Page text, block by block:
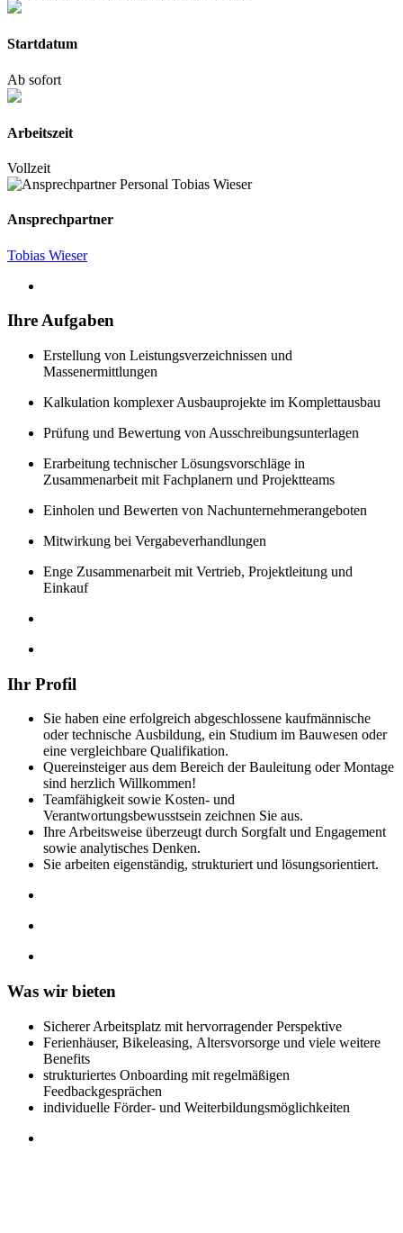
Startdatum
Ab sofort
Arbeitszeit
Vollzeit
Ansprechpartner
Tobias Wieser
Ihre Aufgaben
Erstellung von Leistungsverzeichnissen und
Massenermittlungen
Kalkulation komplexer Ausbauprojekte im Komplettausbau
Prüfung und Bewertung von Ausschreibungsunterlagen
Erarbeitung technischer Lösungsvorschläge in
Zusammenarbeit mit Fachplanern und Projektteams
Einholen und Bewerten von Nachunternehmerangeboten
Mitwirkung bei Vergabeverhandlungen
Enge Zusammenarbeit mit Vertrieb, Projektleitung und
Einkauf
Ihr Profil
Sie haben eine erfolgreich abgeschlossene kaufmännische
oder technische Ausbildung, ein Studium im Bauwesen oder
eine vergleichbare Qualifikation.
Quereinsteiger aus dem Bereich der Bauleitung oder Montage
sind herzlich Willkommen!
Teamfähigkeit sowie Kosten- und
Verantwortungsbewusstsein zeichnen Sie aus.
Ihre Arbeitsweise überzeugt durch Sorgfalt und Engagement
sowie analytisches Denken.
Sie arbeiten eigenständig, strukturiert und lösungsorientiert.
Was wir bieten
Sicherer Arbeitsplatz mit hervorragender Perspektive
Ferienhäuser, Bikeleasing, Altersvorsorge und viele weitere
Benefits
strukturiertes Onboarding mit regelmäßigen
Feedbackgesprächen
individuelle Förder- und Weiterbildungsmöglichkeiten